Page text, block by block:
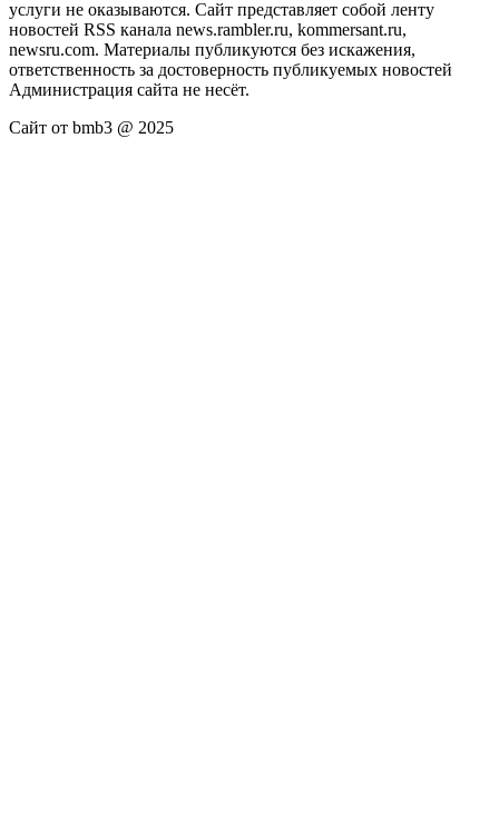
услуги не оказываются. Сайт представляет собой ленту
новостей RSS канала news.rambler.ru, kommersant.ru,
newsru.com. Материалы публикуются без искажения,
ответственность за достоверность публикуемых новостей
Администрация сайта не несёт.
Сайт от bmb3 @ 2025